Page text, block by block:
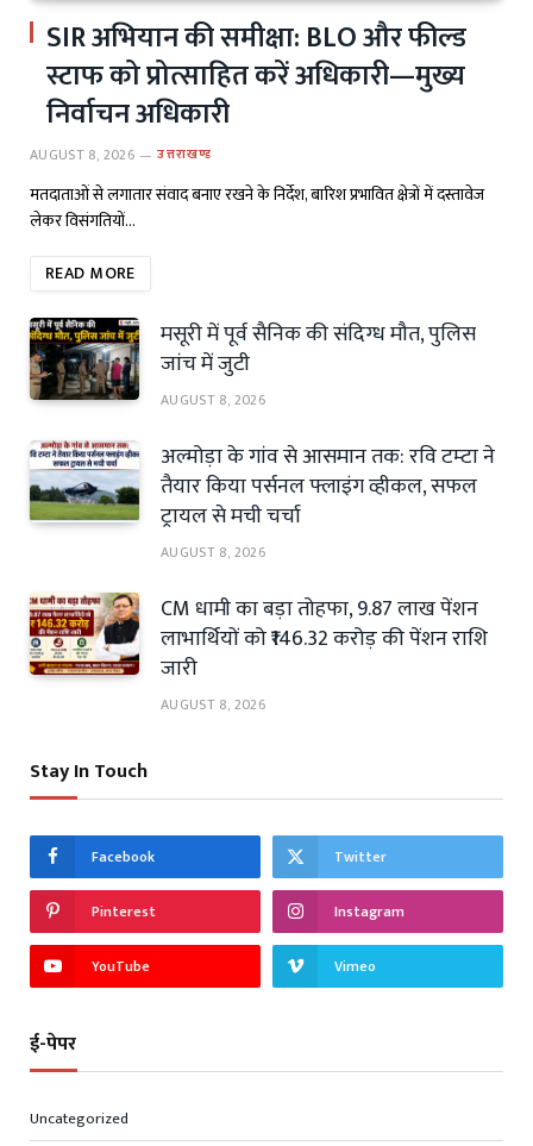
SIR अभियान की समीक्षा: BLO और फील्ड
स्टाफ को प्रोत्साहित करें अधिकारी—मुख्य
निर्वाचन अधिकारी
AUGUST 8, 2026 उत्तराखण्ड
मतदाताओं से लगातार संवाद बनाए रखने के निर्देश, बारिश प्रभावित क्षेत्रों में दस्तावेज
लेकर विसंगतियों…
READ MORE
मसूरी में पूर्व सैनिक की संदिग्ध मौत, पुलिस
जांच में जुटी
AUGUST 8, 2026
अल्मोड़ा के गांव से आसमान तक: रवि टम्टा ने
तैयार किया पर्सनल फ्लाइंग व्हीकल, सफल
ट्रायल से मची चर्चा
AUGUST 8, 2026
CM धामी का बड़ा तोहफा, 9.87 लाख पेंशन
लाभार्थियों को ₹146.32 करोड़ की पेंशन राशि
जारी
AUGUST 8, 2026
Stay In Touch
Facebook Twitter
Pinterest Instagram
YouTube Vimeo
ई-पेपर
Uncategorized